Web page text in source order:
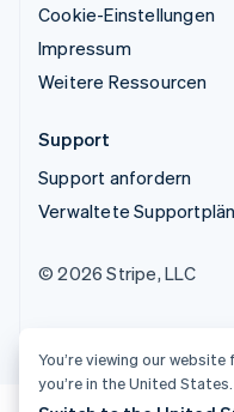
Cookie-Einstellungen
Impressum
Weitere Ressourcen
Support
Support anfordern
Verwaltete
© 2026 Stripe, LLC
You’re viewing our
you’re in the United States.